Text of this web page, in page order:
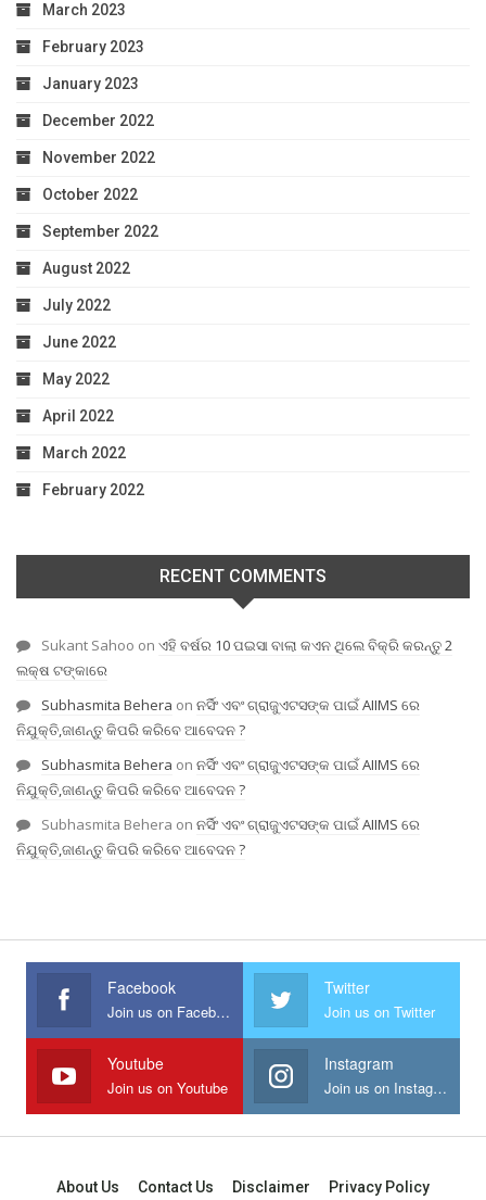
March 2023
February 2023
January 2023
December 2022
November 2022
October 2022
September 2022
August 2022
July 2022
June 2022
May 2022
April 2022
March 2022
February 2022
RECENT COMMENTS
Sukant Sahoo on ଏହି ବର୍ଷର 10 ପଇସା ବାଲା କଏନ ଥିଲେ ବିକ୍ରି କରନ୍ତୁ 2
ଲକ୍ଷ ଟଙ୍କାରେ
Subhasmita Behera on ନର୍ସିଂ ଏବଂ ଗ୍ରାଜୁଏଟସଙ୍କ ପାଇଁ AIIMS ରେ
ନିଯୁକ୍ତି,ଜାଣନ୍ତୁ କିପରି କରିବେ ଆବେଦନ ?
Subhasmita Behera on ନର୍ସିଂ ଏବଂ ଗ୍ରାଜୁଏଟସଙ୍କ ପାଇଁ AIIMS ରେ
ନିଯୁକ୍ତି,ଜାଣନ୍ତୁ କିପରି କରିବେ ଆବେଦନ ?
Subhasmita Behera on ନର୍ସିଂ ଏବଂ ଗ୍ରାଜୁଏଟସଙ୍କ ପାଇଁ AIIMS ରେ
ନିଯୁକ୍ତି,ଜାଣନ୍ତୁ କିପରି କରିବେ ଆବେଦନ ?
Facebook
Join us on Facebook
Twitter
Join us on Twitter
Youtube
Join us on Youtube
Instagram
Join us on Instagram
About Us Contact Us Disclaimer Privacy Policy